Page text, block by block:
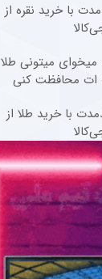
با خرید نقره از
میخوای میتونی طلا
ات محافظت کنی
با خرید طلا از